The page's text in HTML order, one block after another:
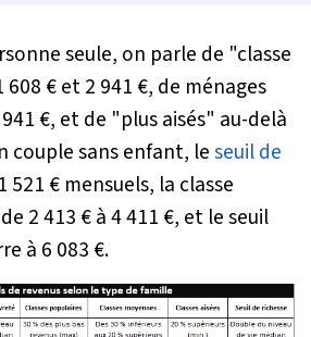
seule, on parle de "classe
€ et 2 941 €, de ménages
€, et de "plus aisés" au-delà
couple sans enfant, leseuil de
521 € mensuels, la classe
2 413 € à 4 411 €, et le seuil
à 6 083 €.